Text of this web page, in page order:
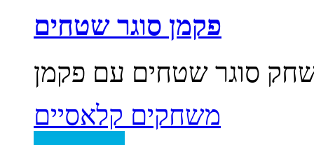
פקמן סוגר שטחים
משחקים קלאסיים